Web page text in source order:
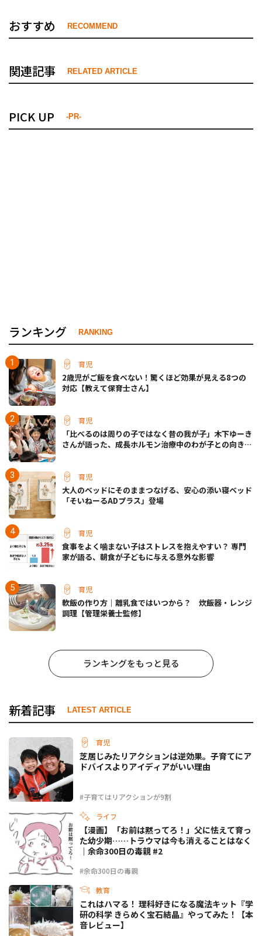
おすすめ RECOMMEND
関連記事 RELATED ARTICLE
PICK UP -PR-
ランキング RANKING
育児
2歳児がご飯を食べない！驚くほど効果が見える8つの
対応【教えて保育士さん】
育児
「比べるのは周りの子ではなく昔の我が子」木下ゆーき
さんが語った、成長ホルモン治療中のわが子との向き合
育児
大人のベッドにそのままつなげる、安心の添い寝ベッド
「そいねーるADプラス」登場
育児
食事をよく噛まない子はストレスを抱えやすい？ 専門
家が語る、朝食が子どもに与える意外な影響
育児
軟飯の作り方｜離乳食ではいつから？ 炊飯器・レンジ
調理【管理栄養士監修】
ランキングをもっと見る
新着記事 LATEST ARTICLE
育児
#子育てはリアクションが9割
芝居じみたリアクションは逆効果。子育てにア
ドバイスよりアイディアがいい理由
ライフ
#余命300日の毒親
【漫画】「お前は黙ってろ！」父に怯えて育っ
た幼少期……トラウマは今も消えることはなく
｜余命300日の毒親 #2
教育
これはハマる！ 理科好きになる魔法キット『学
研の科学 きらめく宝石結晶』やってみた！【本
音レビュー】